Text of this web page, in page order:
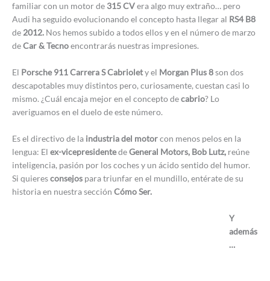
familiar con un motor de 315 CVera algo muy extraño… pero
Audi ha seguido evolucionando el concepto hasta llegar al RS4 B8
de2012. Nos hemos subido a todos ellos y en el número de marzo
deCar & Tecnoencontrarás nuestras impresiones.
El Porsche 911 Carrera S Cabriolety el Morgan Plus 8son dos
descapotables muy distintos pero, curiosamente, cuestan casi lo
mismo. ¿Cuál encaja mejor en el concepto decabrio? Lo
averiguamos en el duelo de este número.
Es el directivo de la industria del motorcon menos pelos en la
lengua: El ex-vicepresidentedeGeneral Motors, Bob Lutz, reúne
inteligencia, pasión por los coches y un ácido sentido del humor.
Si quieresconsejos para triunfar en el mundillo, entérate de su
historia en nuestra sección Cómo Ser.
Y
además
…